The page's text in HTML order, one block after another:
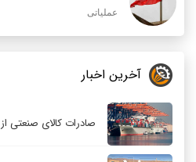
عملیاتی
آخرین اخبار
صادرات کالای صنعتی از ۴۲۰ واحد تولیدی البرز